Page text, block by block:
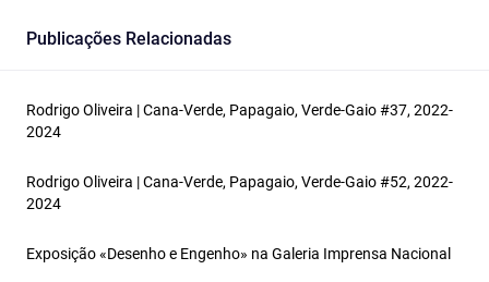
Publicações Relacionadas
Rodrigo Oliveira | Cana-Verde, Papagaio, Verde-Gaio #37, 2022-
2024
Rodrigo Oliveira | Cana-Verde, Papagaio, Verde-Gaio #52, 2022-
2024
Exposição «Desenho e Engenho» na Galeria Imprensa Nacional